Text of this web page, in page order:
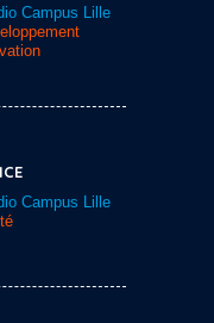
Campus Lille
Campus Lille